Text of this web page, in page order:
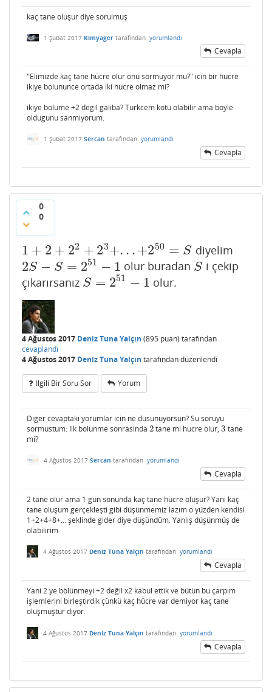
kaç tane oluşur diye sorulmuş
1 Şubat 2017 Kimyager tarafından yorumlandı
Cevapla
"Elimizde kaç tane hücre olur onu sormuyor mu?" icin bir hucre
ikiye bolununce ortada iki hucre olmaz mi?
ikiye bolume +2 degil galiba? Turkcem kotu olabilir ama boyle
oldugunu sanmiyorum.
1 Şubat 2017 Sercan tarafından yorumlandı
Cevapla
0
0
1 + 2 + 22 + 23+. . .+250 = S
1 +2+2 2+ 23+ ...+250=S diyelim
2S − S = 251 − 1
2S− S= 251− 1 olur buradan S
S i çekip
çıkarırsanız S = 251 − 1
S= 251−1 olur.
4 Ağustos 2017 Deniz Tuna Yalçın (895 puan) tarafından
cevaplandı
4 Ağustos 2017 Deniz Tuna Yalçın tarafındandüzenlendi
Ilgili Bir Soru Sor Yorum
Diger cevaptaki yorumlar icin ne dusunuyorsun? Su soruyu
sormustum: Ilk bolunme sonrasinda 2
2tane mi hucre olur,3
3 tane
mi?
4 Ağustos 2017 Sercan tarafından yorumlandı
Cevapla
2 tane olur ama 1 gün sonunda kaç tane hücre oluşur? Yani kaç
tane oluşum gerçekleşti gibi düşünmemiz lazım o yüzden kendisi
1+2+4+8+... şeklinde gider diye düşündüm. Yanlış düşünmüş de
olabilirim
4 Ağustos 2017 Deniz Tuna Yalçın tarafından yorumlandı
Cevapla
Yani 2 ye bölünmeyi +2 değil x2 kabul ettik ve bütün bu çarpım
işlemlerini birleştirdik çünkü kaç hücre var demiyor kaç tane
oluşmuştur diyor.
4 Ağustos 2017 Deniz Tuna Yalçın tarafından yorumlandı
Cevapla